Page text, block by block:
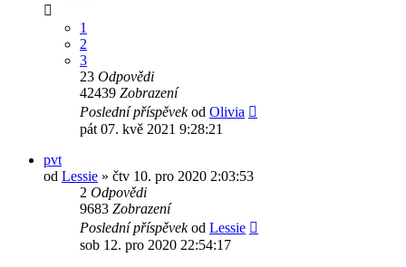
1
2
3
23 Odpovědi
42439 Zobrazení
Poslední příspěvekod Olivia
pát 07. kvě 2021 9:28:21
pvt
od Lessie » čtv 10. pro 2020 2:03:53
2 Odpovědi
9683 Zobrazení
Poslední příspěvekod Lessie
sob 12. pro 2020 22:54:17